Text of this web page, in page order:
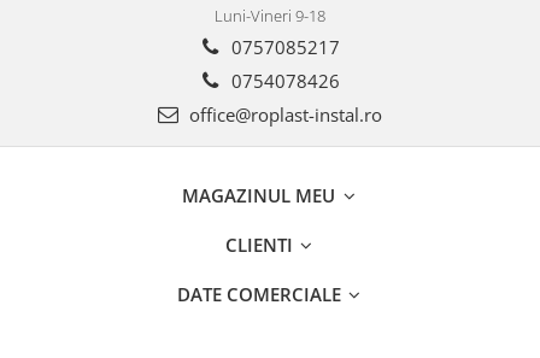
Luni-Vineri 9-18
0757085217
0754078426
office@roplast-instal.ro
MAGAZINUL MEU
CLIENTI
DATE COMERCIALE